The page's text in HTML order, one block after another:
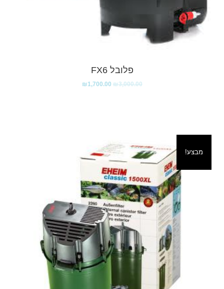
פלובל FX6
₪3,000.00
₪1,700.00
מבצע!